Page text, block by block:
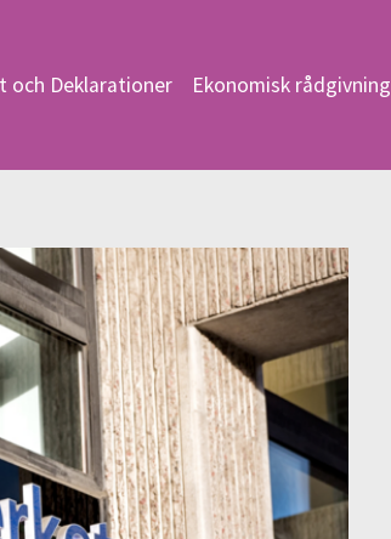
och Deklarationer Ekonomisk rådgivning